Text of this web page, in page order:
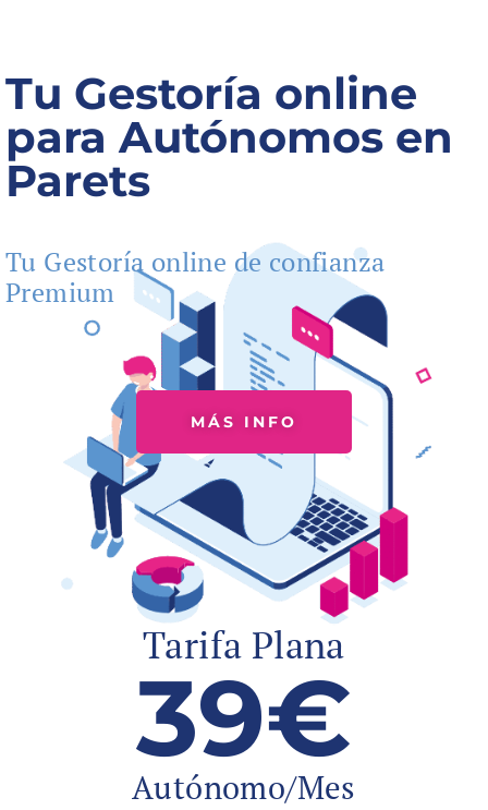
Tu Gestoría online
para Autónomos en
Parets
Tu Gestoría online de confianza
Premium
MÁS INFO
Tarifa Plana
39€
Autónomo/Mes